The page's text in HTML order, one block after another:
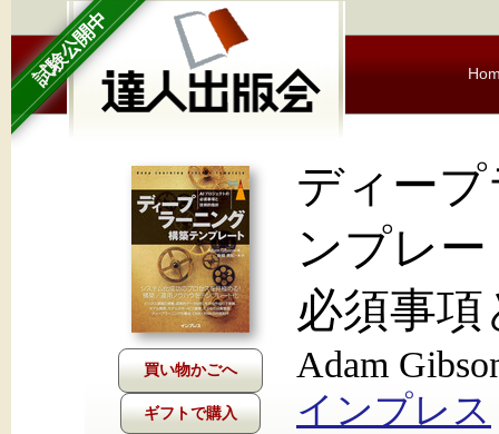
試験公開中
ギフトで購入
ディー
ンプレ
必須事
Adam
インプレス